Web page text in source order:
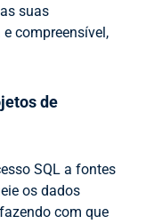
suas
compreensível,
de
SQL a fontes
os dados
com que